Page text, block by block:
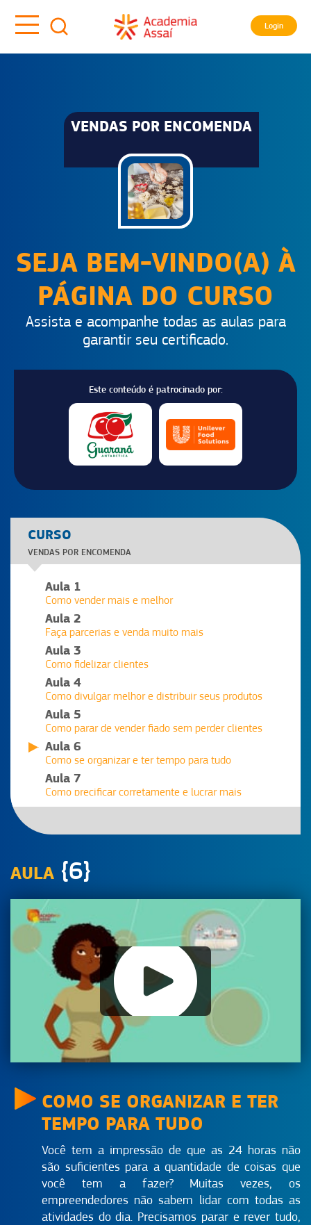
Login
VENDAS POR ENCOMENDA
SEJA BEM-VINDO(A) À
PÁGINA DO CURSO
Assista e acompanhe todas as aulas para
garantir seu certificado.
Este conteúdo é patrocinado por:
CURSO
VENDAS POR ENCOMENDA
Aula 1
Como vender mais e melhor
Aula 2
Faça parcerias e venda muito mais
Aula 3
Como fidelizar clientes
Aula 4
Como divulgar melhor e distribuir seus produtos
Aula 5
Como parar de vender fiado sem perder clientes
Aula 6
Como se organizar e ter tempo para tudo
Aula 7
Como precificar corretamente e lucrar mais
Aula 8
da entrega
Como melhorar a produção organizando bem sua
cozinha
Aula 11
Escolha a melhor embalagem para o seu produto
Aula 12
Como arrumar o estoque e reduzir custos
Aula 13
A produção de alimentos para pessoas com dietas
restritivas
AULA {6}
COMO SE ORGANIZAR E TER
TEMPO PARA TUDO
Você tem a impressão de que as 24 horas não
são suficientes para a quantidade de coisas que
você tem a fazer? Muitas vezes, os
empreendedores não sabem lidar com todas as
atividades do dia. Precisamos parar e rever tudo,